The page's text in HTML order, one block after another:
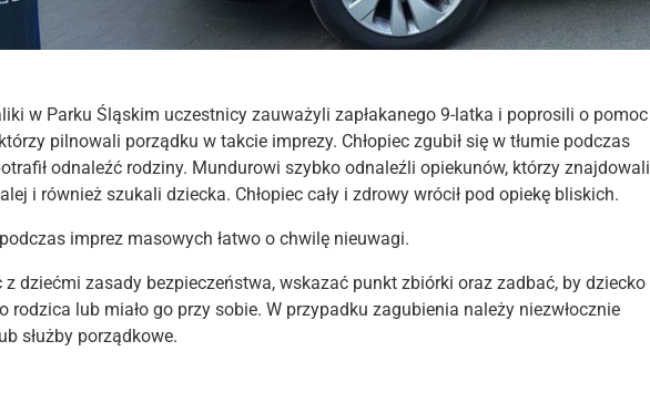
w Parku Śląskim uczestnicy zauważyli zapłakanego 9-latka i poprosili o pomoc
pilnowali porządku w takcie imprezy. Chłopiec zgubił się w tłumie podczas
odnaleźć rodziny. Mundurowi szybko odnaleźli opiekunów, którzy znajdowali
i również szukali dziecka. Chłopiec cały i zdrowy wrócił pod opiekę bliskich.
imprez masowych łatwo o chwilę nieuwagi.
dziećmi zasady bezpieczeństwa, wskazać punkt zbiórki oraz zadbać, by dziecko
rodzica lub miało go przy sobie. W przypadku zagubienia należy niezwłocznie
służby porządkowe.